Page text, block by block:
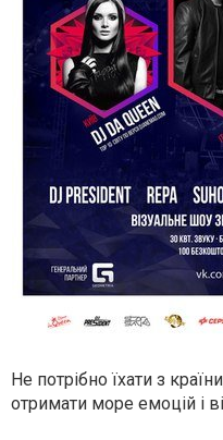
Не потрібно їхати з
отримати море емоцій і